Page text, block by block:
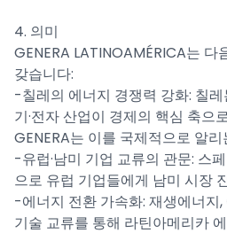
4. 의미
GENERA LATINOAMÉRICA는
갖습니다:
-칠레의 에너지 경쟁력 강화: 칠
기·전자 산업이 경제의 핵심 축으
GENERA는 이를 국제적으로 알
-유럽·남미 기업 교류의 관문: 스
으로 유럽 기업들에게 남미 시장
-에너지 전환 가속화: 재생에너지
기술 교류를 통해 라틴아메리카